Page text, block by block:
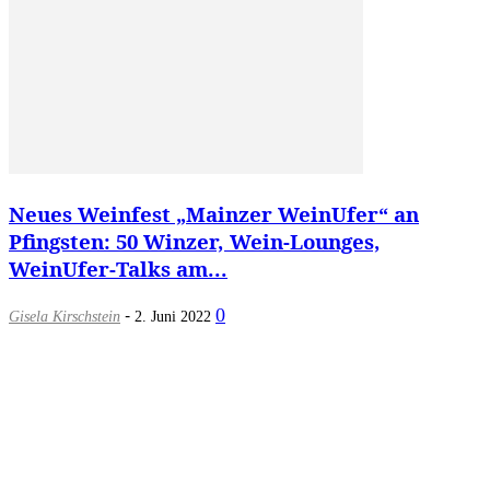
Neues Weinfest „Mainzer WeinUfer“ an
Pfingsten: 50 Winzer, Wein-Lounges,
WeinUfer-Talks am...
Gisela Kirschstein - 2. Juni 2022 0